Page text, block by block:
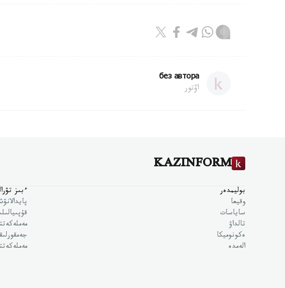
без автора
اۆتور
KAZINFORM
بوليمدەر
وقيعا
ساياسات
تالداۋ
ەكونوميكا
الەمدە
ءبىز